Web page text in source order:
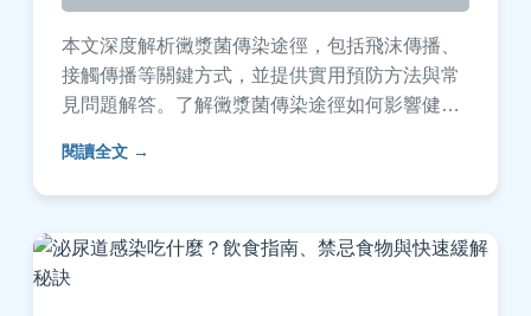
本文深度解析黴漿菌傳染途徑，包括飛沫傳播、
接觸傳播等關鍵方式，並提供實用預防方法與常
見問題解答。了解黴漿菌傳染途徑如何影響健
境參考。內容基於醫學知識，避免空洞理論，直
接解決用戶疑問。
閱讀全文